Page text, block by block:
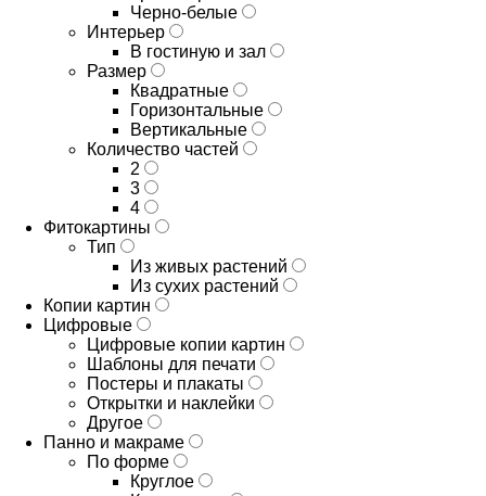
Черно-белые
Интерьер
В гостиную и зал
Размер
Квадратные
Горизонтальные
Вертикальные
Количество частей
2
3
4
Фитокартины
Тип
Из живых растений
Из сухих растений
Копии картин
Цифровые
Цифровые копии картин
Шаблоны для печати
Постеры и плакаты
Открытки и наклейки
Другое
Панно и макраме
По форме
Круглое